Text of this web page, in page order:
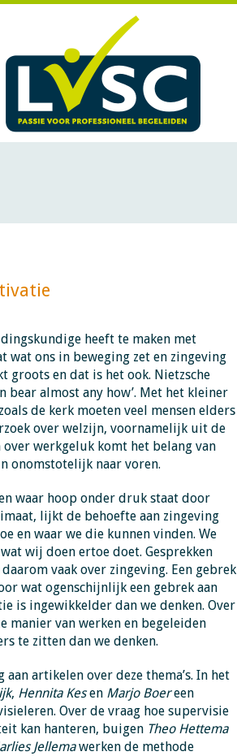
heeft te maken met
wat ons in beweging zet en zingeving
groots en dat is het ook. Nietzsche
bear almost any how’. Met het kleiner
de kerk moeten veel mensen elders
over welzijn, voornamelijk uit de
werkgeluk komt het belang van
onomstotelijk naar voren.
waar hoop onder druk staat door
lijkt de behoefte aan zingeving
en waar we die kunnen vinden. We
wij doen ertoe doet. Gesprekken
vaak over zingeving. Een gebrek
wat ogenschijnlijk een gebrek aan
is ingewikkelder dan we denken. Over
manier van werken en begeleiden
te zitten dan we denken.
artikelen over deze thema’s. In het
, Hennita Kesen Marjo Boereen
Over de vraag hoe supervisie
kan hanteren, buigen Theo Hettema
Jellemawerken de methode